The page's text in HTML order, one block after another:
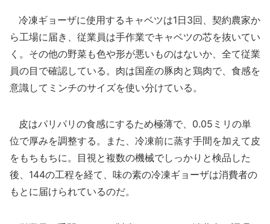
冷凍ギョーザに使用するキャベツは1日3回、契約農家か
ら工場に届き、従業員は手作業でキャベツの芯を抜いてい
く。その他の野菜も色や形が悪いものはないか、全て従業
員の目で確認している。肉は国産の豚肉と鶏肉で、食感を
意識してミンチのサイズを使い分けている。
皮はパリパリの食感にするため極薄で、0.05ミリの単
位で厚みを調整する。また、冷凍前に蒸す手間を加えて皮
をもちもちに。目視と複数の機械でしっかりと検品した
後、144の工程を経て、味の素の冷凍ギョーザは消費者の
もとに届けられているのだ。